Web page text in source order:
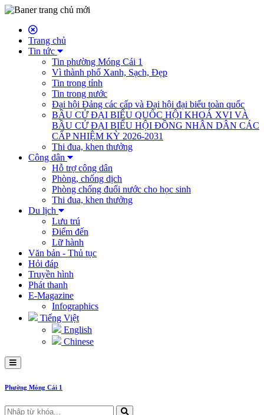
Trang chủ
Tin tức
Tin phường Móng Cái 1
Vì thành phố Xanh, Sạch, Đẹp
Tin trong tỉnh
Tin trong nước
Đại hội Đảng các cấp và Đại hội đại biểu toàn quốc
BẦU CỬ ĐẠI BIỂU QUỐC HỘI KHOÁ XVI VÀ
BẦU CỬ ĐẠI BIỂU HỘI ĐỒNG NHÂN DÂN CÁC
CẤP NHIỆM KỲ 2026-2031
Thi đua, khen thưởng
Công dân
Hỗ trợ công dân
Phòng, chống dịch
Phòng chống đuối nước cho học sinh
Thi đua, khen thưởng
Du lịch
Lưu trú
Điểm đến
Lữ hành
Văn bản - Thủ tục
Hỏi đáp
Truyền hình
Phát thanh
E-Magazine
Infographics
Tiếng Việt
English
Chinese
Phường Móng Cái 1